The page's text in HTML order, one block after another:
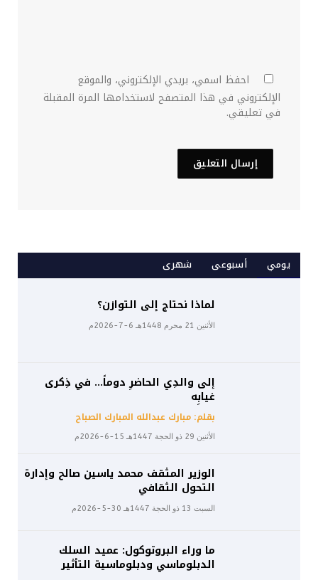
احفظ اسمي، بريدي الإلكتروني، والموقع
الإلكتروني في هذا المتصفح لاستخدامها المرة المقبلة
في تعليقي.
يومي أسبوعى شهرى
لماذا نحتاج إلى التوازن؟
الأثنين 21 محرم 1448هـ 6-7-2026م
إلى والدِي الحاضرِ دوماً… في ذِكرى
غيابِه
بقلم: مبارك عبدالله المبارك الصباح
الأثنين 29 ذو الحجة 1447هـ 15-6-2026م
الوزير المثقف محمد ياسين صالح وإدارة
التحول الثقافي
السبت 13 ذو الحجة 1447هـ 30-5-2026م
ما وراء البروتوكول: عميد السلك
الدبلوماسي ودبلوماسية التأثير